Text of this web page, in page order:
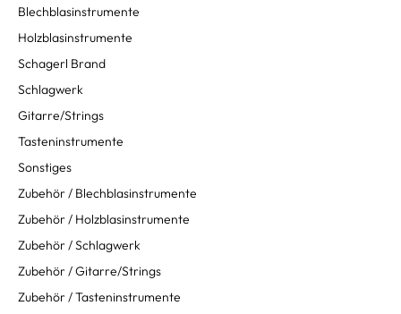
Blechblasinstrumente
Holzblasinstrumente
Schagerl Brand
Schlagwerk
Gitarre/Strings
Tasteninstrumente
Sonstiges
Zubehör / Blechblasinstrumente
Zubehör / Holzblasinstrumente
Zubehör / Schlagwerk
Zubehör / Gitarre/Strings
Zubehör / Tasteninstrumente